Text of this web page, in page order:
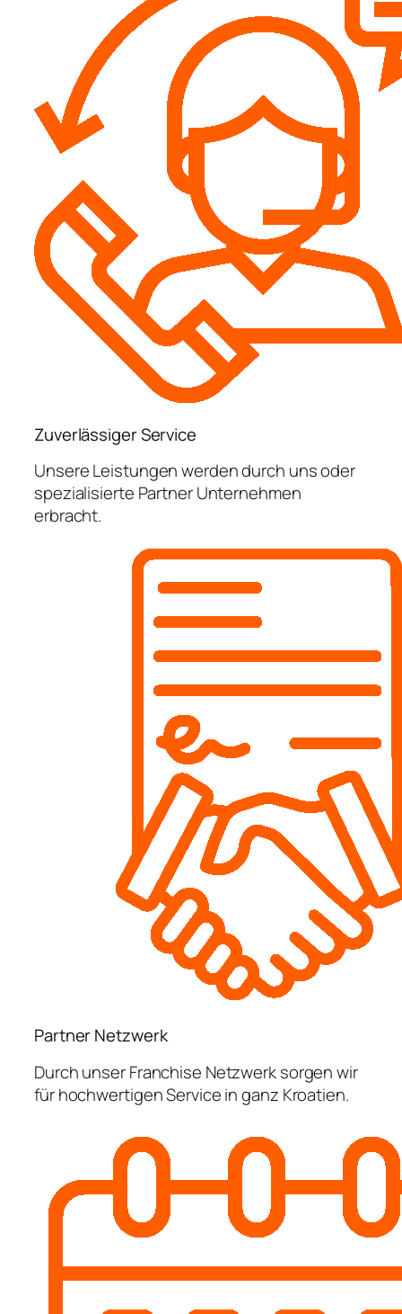
Zuverlässiger Service
Unsere Leistungen werden durch uns oder
spezialisierte Partner Unternehmen
erbracht.
Partner Netzwerk
Durch unser Franchise Netzwerk sorgen wir
für hochwertigen Service in ganz Kroatien.